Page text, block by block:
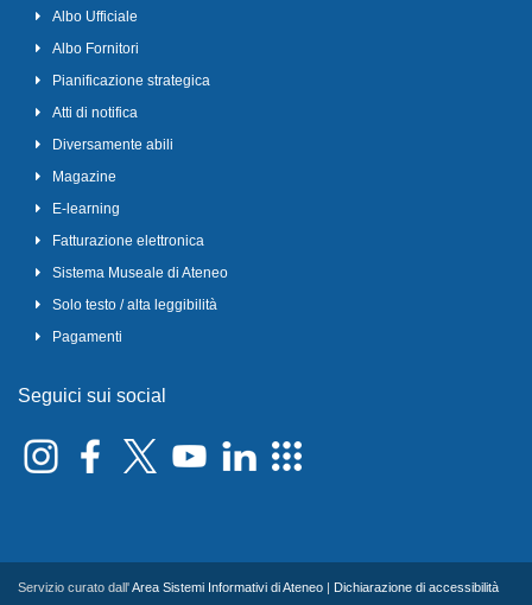
Albo Ufficiale
Albo Fornitori
Pianificazione strategica
Atti di notifica
Diversamente abili
Magazine
E-learning
Fatturazione elettronica
Sistema Museale di Ateneo
Solo testo / alta leggibilità
Pagamenti
Seguici sui social
Servizio curato dall'Area Sistemi Informativi di Ateneo Dichiarazione di accessibilità